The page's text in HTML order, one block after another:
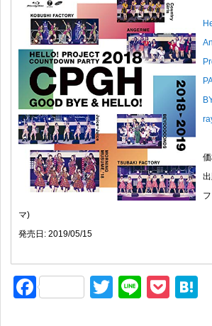
マ)
発売日: 2019/05/15
F
T
Li
P